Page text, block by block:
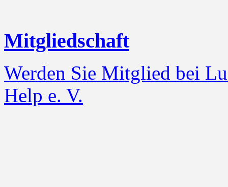
Mitgliedschaft
Werden Sie Mitglied bei
Help e. V.